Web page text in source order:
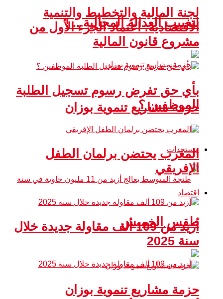
لتغييب العدالة المجالية .. !
حزمة مشاريع تنموية بوزان
مستجدات
طقس الخميس
لجنة المالية والتخطيط والتنمية
الاقتصادية: اعتماد الجزء الأول من
مشروع قانون المالية
بأي حق تفرض رسوم تسجيل الطلبة
الموظفين ؟
المغرب يحتضن برلمان الطفل
الإفريقي
اقتصاد
أزيد من 109 ألف مقاولة جديدة خلال
سنة 2025
حزمة مشاريع تنموية بوزان